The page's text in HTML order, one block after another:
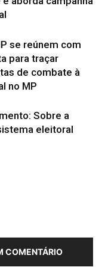
se reúnem com
para traçar
de combate à
no MP
Sobre a
eleitoral
COMENTÁRIO